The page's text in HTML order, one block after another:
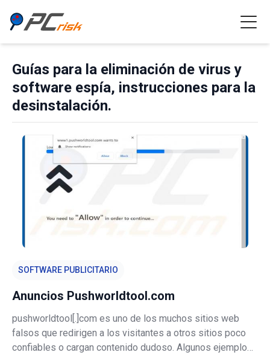
Guías para la eliminación de virus y
software espía, instrucciones para la
desinstalación.
SOFTWARE PUBLICITARIO
Anuncios Pushworldtool.com
pushworldtool[.]com es uno de los muchos sitios web
falsos que redirigen a los visitantes a otros sitios poco
confiables o cargan contenido dudoso. Algunos ejemplos